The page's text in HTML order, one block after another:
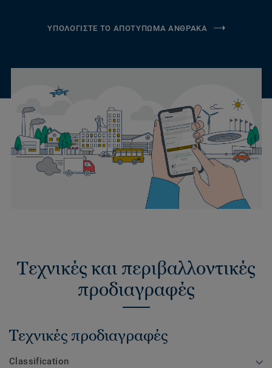
ΥΠΟΛΟΓΙΣΤΕ ΤΟ ΑΠΟΤΥΠΩΜΑ ΑΝΘΡΑΚΑ
Τεχνικές και περιβαλλοντικές
προδιαγραφές
Τεχνικές προδιαγραφές
Classification